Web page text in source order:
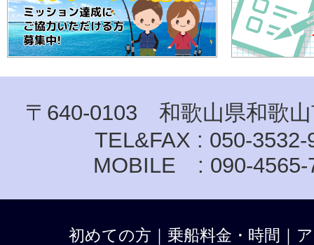
〒640-0103 和歌山県和歌山
TEL&FAX : 050-3532-
MOBILE : 090-4565-
初めての方 ｜ 乗船料金・時間 ｜